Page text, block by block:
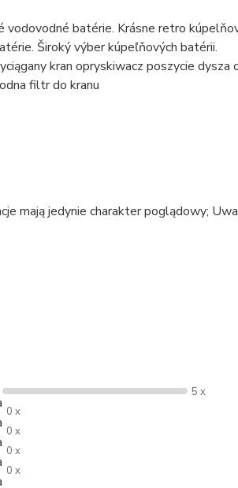
vodovodné batérie. Krásne retro
Široký výber kúpeľňových batérii.
kran opryskiwacz poszycie dysza
filtr do kranu
mają jedynie charakter poglądowy;
5 x
0 x
0 x
0 x
0 x